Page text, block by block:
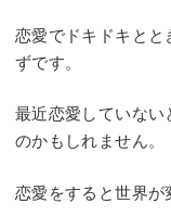
恋愛でドキドキとと
ずです。
最近恋愛していない
のかもしれません。
恋愛をすると世界が